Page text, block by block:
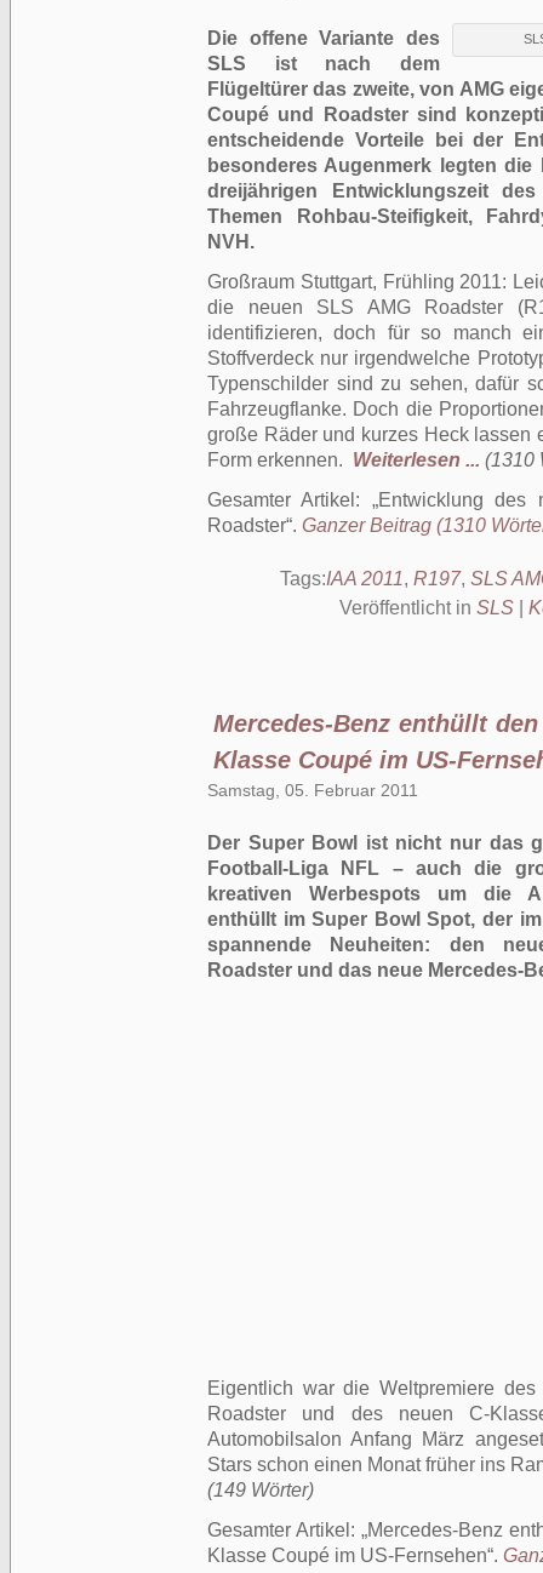
Die offene Variante des
SLS ist nach dem
Flügeltürer das zweite, von AMG
Coupé und Roadster sind
entscheidende Vorteile bei der
besonderes Augenmerk legten
dreijährigen Entwicklungszeit
Themen Rohbau-Steifigkeit,
NVH.
Großraum Stuttgart, Frühling 2011:
die neuen SLS AMG Roadster
identifizieren, doch für so manch
Stoffverdeck nur irgendwelche
Typenschilder sind zu sehen, dafür
Fahrzeugflanke. Doch die
große Räder und kurzes Heck lassen
Form erkennen. Weiterlesen ... (1310
Gesamter Artikel:
Entwicklung des
Roadster . Ganzer Beitrag (1310
Tags:IAA 2011, R197, SLS
Veröffentlicht in SLS
Mercedes-Benz enthüllt
Klasse Coupé im US-
Samstag, 05. Februar 2011
Der Super Bowl ist nicht nur das
Football-Liga NFL – auch die
kreativen Werbespots um die
enthüllt im Super Bowl Spot, der
spannende Neuheiten: den
Roadster und das neue Mercedes-
Eigentlich war die Weltpremiere
Roadster und des neuen C-
Automobilsalon Anfang März
Stars schon einen Monat früher ins
(149 Wörter)
Gesamter Artikel:
Mercedes-Benz
Klasse Coupé im US-Fernsehen .